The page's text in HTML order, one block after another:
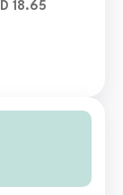
18.65